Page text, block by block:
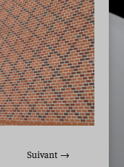
Suivant →